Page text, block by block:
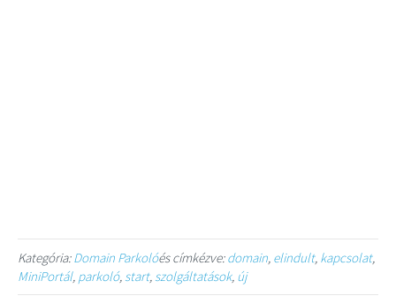
Kategória:Domain Parkolóés címkézve:domain, elindult, kapcsolat,
MiniPortál, parkoló, start, szolgáltatások, új